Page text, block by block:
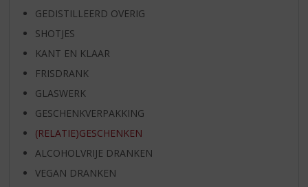
GEDISTILLEERD OVERIG
SHOTJES
KANT EN KLAAR
FRISDRANK
GLASWERK
GESCHENKVERPAKKING
(RELATIE)GESCHENKEN
ALCOHOLVRIJE DRANKEN
VEGAN DRANKEN